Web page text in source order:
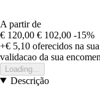
A partir de
€ 120,00 € 102,00 -15%
+€ 5,10 oferecidos na
validacao da sua
Loading...
Descrição